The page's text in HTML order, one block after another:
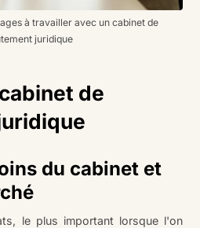
à travailler avec un cabinet de
juridique
de
du cabinet et
le plus important lorsque l'on